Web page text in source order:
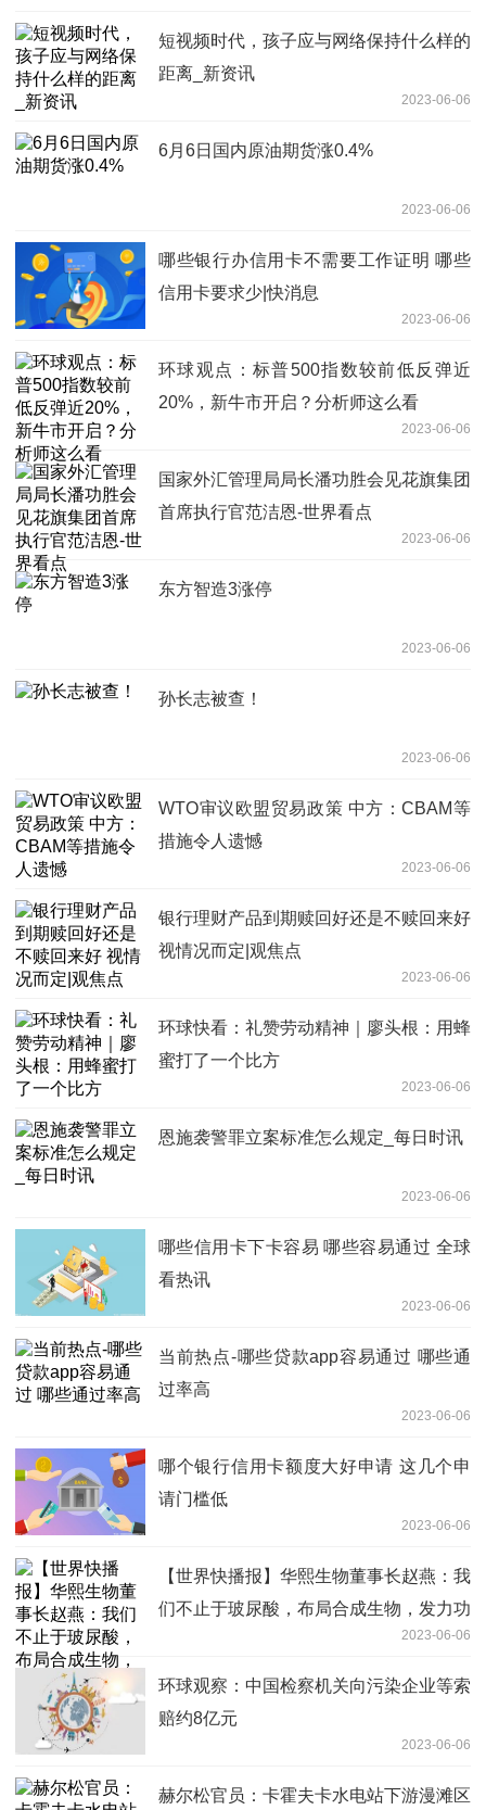
短视频时代，孩子应与网络保持什么样的
距离_新资讯
2023-06-06
6月6日国内原油期货涨0.4%
2023-06-06
哪些银行办信用卡不需要工作证明 哪些
信用卡要求少|快消息
2023-06-06
环球观点：标普500指数较前低反弹近
20%，新牛市开启？分析师这么看
2023-06-06
国家外汇管理局局长潘功胜会见花旗集团
首席执行官范洁恩-世界看点
2023-06-06
东方智造3涨停
2023-06-06
孙长志被查！
2023-06-06
WTO审议欧盟贸易政策 中方：CBAM等
措施令人遗憾
2023-06-06
银行理财产品到期赎回好还是不赎回来好
视情况而定|观焦点
2023-06-06
环球快看：礼赞劳动精神｜廖头根：用蜂
蜜打了一个比方
2023-06-06
恩施袭警罪立案标准怎么规定_每日时讯
2023-06-06
哪些信用卡下卡容易 哪些容易通过 全球
看热讯
2023-06-06
当前热点-哪些贷款app容易通过 哪些通
过率高
2023-06-06
哪个银行信用卡额度大好申请 这几个申
请门槛低
2023-06-06
【世界快播报】华熙生物董事长赵燕：我
们不止于玻尿酸，布局合成生物，发力功
2023-06-06
环球观察：中国检察机关向污染企业等索
赔约8亿元
2023-06-06
赫尔松官员：卡霍夫卡水电站下游漫滩区